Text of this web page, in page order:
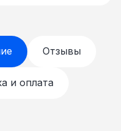
Отзывы
и оплата